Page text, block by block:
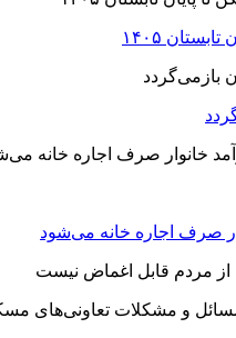
۱۴۰۵
و مشکلات تعاونی‌های